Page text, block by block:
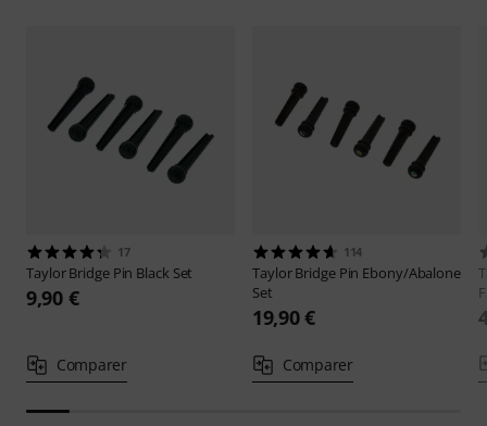
17
TaylorBridge Pin Black Set
9,90 €
Comparer
114
TaylorBridge Pin Ebony/Abalone
Set
19,90 €
Comparer